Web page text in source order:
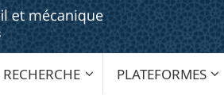
RECHERCHE PLATEFORMES